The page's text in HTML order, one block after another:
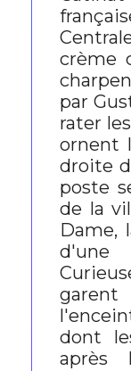
crème
par
rater
ornent
droite
poste
de la
Dame,
garent
dont
après